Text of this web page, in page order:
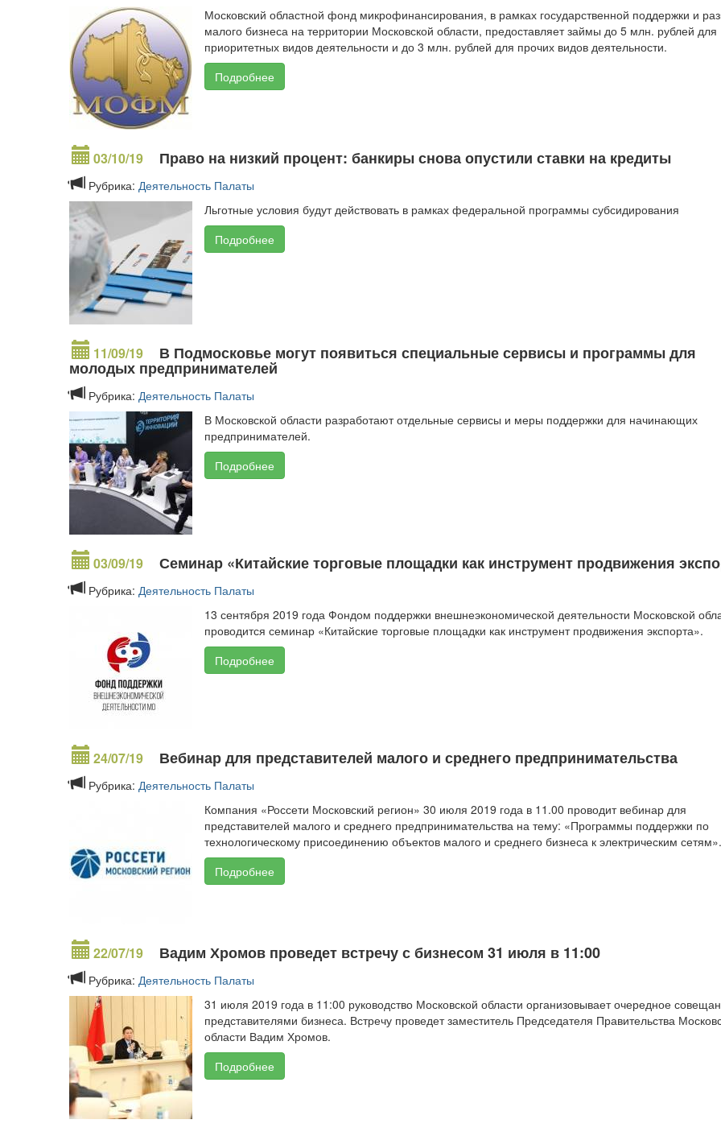
Московский областной фонд микрофинансирования, в рамках государственной поддержки и
малого бизнеса на территории Московской области, предоставляет займы до 5 млн. рублей для
приоритетных видов деятельности и до 3 млн. рублей для прочих видов деятельности.
Подробнее
03/10/19 Право на низкий процент: банкиры снова опустили ставки на кредиты
Рубрика: Деятельность Палаты
Льготные условия будут действовать в рамках федеральной программы субсидирования
Подробнее
11/09/19 В Подмосковье могут появиться специальные сервисы и программы для
молодых предпринимателей
Рубрика: Деятельность Палаты
В Московской области разработают отдельные сервисы и меры поддержки для начинающих
предпринимателей.
Подробнее
03/09/19 Семинар «Китайские торговые площадки как инструмент продвижения
Рубрика: Деятельность Палаты
13 сентября 2019 года Фондом поддержки внешнеэкономической деятельности Московской
проводится семинар «Китайские торговые площадки как инструмент продвижения экспорта».
Подробнее
24/07/19 Вебинар для представителей малого и среднего предпринимательства
Рубрика: Деятельность Палаты
Компания «Россети Московский регион» 30 июля 2019 года в 11.00 проводит вебинар для
представителей малого и среднего предпринимательства на тему: «Программы поддержки по
технологическому присоединению объектов малого и среднего бизнеса к электрическим сетям».
Подробнее
22/07/19 Вадим Хромов проведет встречу с бизнесом 31 июля в 11:00
Рубрика: Деятельность Палаты
31 июля 2019 года в 11:00 руководство Московской области организовывает очередное
представителями бизнеса. Встречу проведет заместитель Председателя Правительства
области Вадим Хромов.
Подробнее